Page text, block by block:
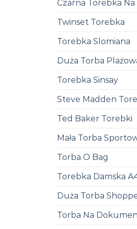
Czarna Torebka Na
Twinset Torebka
Torebka Slomiana
Duża Torba
Torebka Sinsay
Steve Madden
Ted Baker Torebki
Mała Torba
Torba O Bag
Torebka Damska
Duża Torba
Torba Na